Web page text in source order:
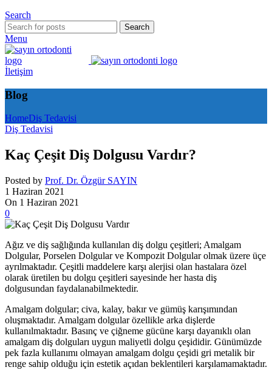
Search
Search
Menu
İletişim
Blog
HomeDiş Tedavisi
Diş Tedavisi
Kaç Çeşit Diş Dolgusu Vardır?
Posted by Prof. Dr. Özgür SAYIN
1 Haziran 2021
On 1 Haziran 2021
0
Ağız ve diş sağlığında kullanılan diş dolgu çeşitleri; Amalgam
Dolgular, Porselen Dolgular ve Kompozit Dolgular olmak üzere üçe
ayrılmaktadır. Çeşitli maddelere karşı alerjisi olan hastalara özel
olarak üretilen bu dolgu çeşitleri sayesinde her hasta diş
dolgusundan faydalanabilmektedir.
Amalgam dolgular; civa, kalay, bakır ve gümüş karışımından
oluşmaktadır. Amalgam dolgular özellikle arka dişlerde
kullanılmaktadır. Basınç ve çiğneme gücüne karşı dayanıklı olan
amalgam diş dolguları uygun maliyetli dolgu çeşididir. Günümüzde
pek fazla kullanımı olmayan amalgam dolgu çeşidi gri metalik bir
renge sahip olduğu için estetik açıdan beklentileri karşılamamaktadır.